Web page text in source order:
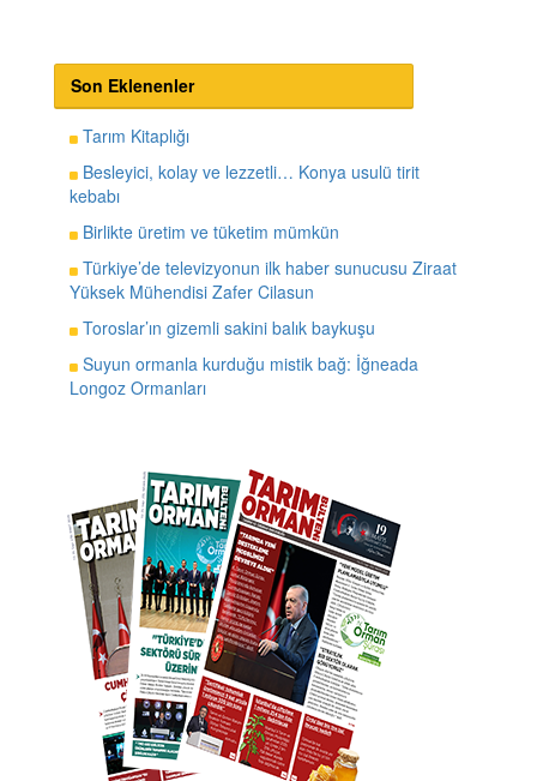
Son Eklenenler
Tarım Kitaplığı
Besleyici, kolay ve lezzetli… Konya usulü tirit
kebabı
Birlikte üretim ve tüketim mümkün
Türkiye’de televizyonun ilk haber sunucusu Ziraat
Yüksek Mühendisi Zafer Cilasun
Toroslar’ın gizemli sakini balık baykuşu
Suyun ormanla kurduğu mistik bağ: İğneada
Longoz Ormanları